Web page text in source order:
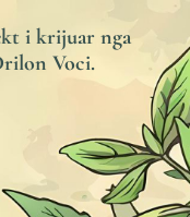
i krijuar nga
Voci.